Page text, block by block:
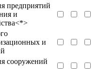
предприятий
и
и
сооружений